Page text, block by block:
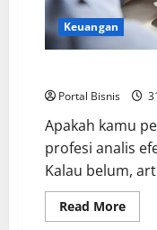
Keuangan
Portal Bisnis
Apakah kamu
profesi analis
Kalau belum,
Read More